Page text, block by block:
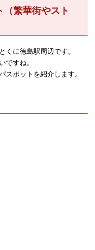
繁華街やスト
くに徳島駅周辺です。
ですね。
スポットを紹介します。